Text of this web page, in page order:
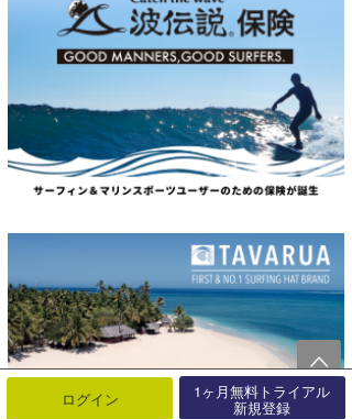
ログイン 1ヶ月無料トライアル
新規登録